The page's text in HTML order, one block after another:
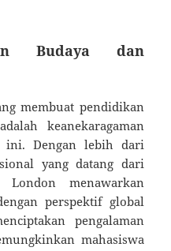
Budaya dan
membuat pendidikan
keanekaragaman
ini. Dengan lebih dari
yang datang dari
menawarkan
perspektif global
pengalaman
mahasiswa